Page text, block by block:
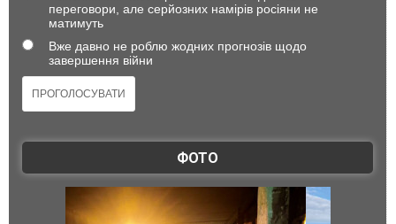
переговори, але серйозних намірів росіяни не
матимуть
Вже давно не роблю жодних прогнозів щодо
завершення війни
ФОТО